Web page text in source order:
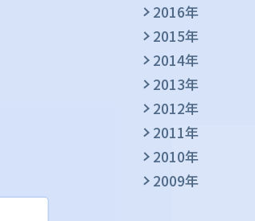
2016年
2015年
2014年
2013年
2012年
2011年
2010年
2009年